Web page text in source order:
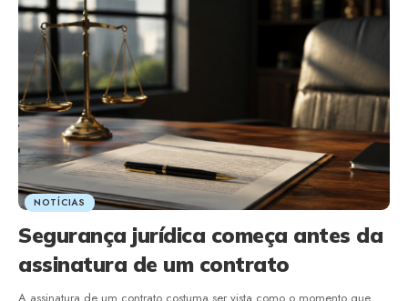
NOTÍCIAS
Segurança jurídica começa antes da
assinatura de um contrato